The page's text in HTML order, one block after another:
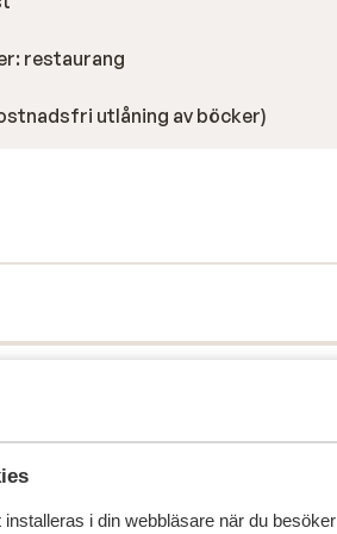
i din webbläsare när du
restaurang
utlåning av böcker)